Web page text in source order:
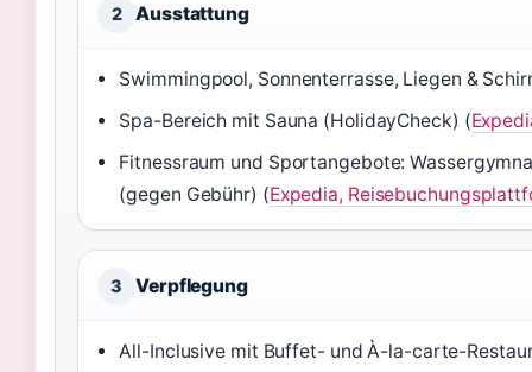
2 Ausstattung
Swimmingpool, Sonnenterrasse, Liegen &
Spa-Bereich mit Sauna (HolidayCheck) (
Fitnessraum und Sportangebote:
(gegen Gebühr) (Expedia,
3 Verpflegung
All-Inclusive mit Buffet- und À-la-carte-